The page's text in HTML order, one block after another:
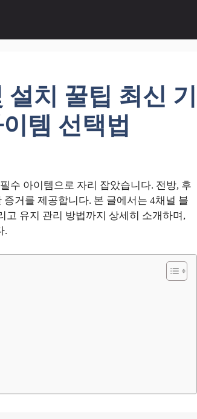
치 꿀팁 최신 기
템 선택법
수 아이템으로 자리 잡았습니다. 전방, 후
거를 제공합니다. 본 글에서는 4채널 블
고 유지 관리 방법까지 상세히 소개하며,
.